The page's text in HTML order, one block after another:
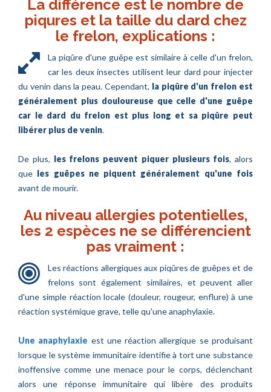
La différence est le nombre de
piqures et la taille du dard chez
le frelon, explications :
La piqûre d'une guêpe est similaire à celle d'un frelon,
car les deux insectes utilisent leur dard pour injecter
du venin dans la peau. Cependant, la piqûre d'un frelon est
généralement plus douloureuse que celle d'une guêpe
car le dard du frelon est plus long et sa piqûre peut
libérer plus de venin.
De plus, les frelons peuvent piquer plusieurs fois, alors
que les guêpes ne piquent généralement qu'une fois
avant de mourir.
Au niveau allergies potentielles,
les 2 espèces ne se différencient
pas vraiment :
Les réactions allergiques aux piqûres de guêpes et de
frelons sont également similaires, et peuvent aller
d'une simple réaction locale (douleur, rougeur, enflure) à une
réaction systémique grave, telle qu'une anaphylaxie.
Une anaphylaxie est une réaction allergique se produisant
lorsque le système immunitaire identifie à tort une substance
inoffensive comme une menace pour le corps, déclenchant
alors une réponse immunitaire qui libère des produits